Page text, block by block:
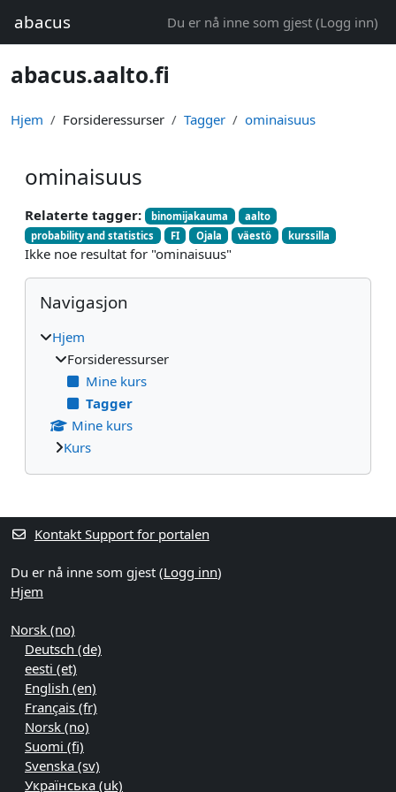
abacus Du er nå inne som gjest (Logg inn)
abacus.aalto.fi
Hjem Forsideressurser Tagger ominaisuus
ominaisuus
Relaterte tagger: binomijakauma
aalto
probability and statistics
FI Ojala väestö kurssilla
Ikke noe resultat for "ominaisuus"
Blokker
Hopp over Navigasjon
Navigasjon
Hjem
Forsideressurser
Mine kurs
Tagger
Mine kurs
Kurs
Blokker ekstrainnhold
Kontakt Support for portalen
Du er nå inne som gjest (Logg inn)
Hjem
Norsk ‎(no)‎
Deutsch ‎(de)‎
eesti ‎(et)‎
English ‎(en)‎
Français ‎(fr)‎
Norsk ‎(no)‎
Suomi ‎(fi)‎
Svenska ‎(sv)‎
Українська ‎(uk)‎